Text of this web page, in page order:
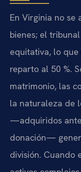
En Virginia no
bienes; el
equitativa, lo
reparto al 50 %.
matrimonio, las
la naturaleza de
—adquiridos
donación—
división. Cuando